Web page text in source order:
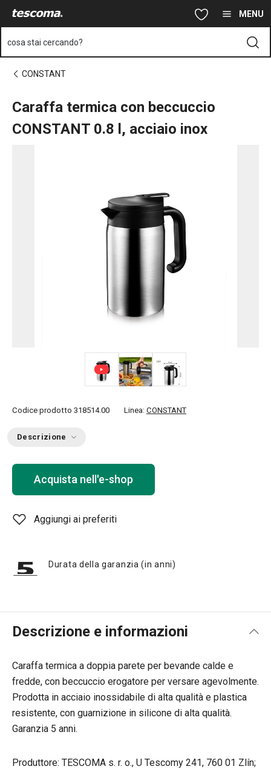
Vai al contenuto principale MENU
cosa stai cercando?
CONSTANT
Caraffa termica con beccuccio
CONSTANT 0.8 l, acciaio inox
Codice prodotto 318514.00 Linea: CONSTANT
Descrizione
Acquista nell'e-shop
Aggiungi ai preferiti
Durata della garanzia (in anni)
Descrizione e informazioni
Caraffa termica a doppia parete per bevande calde e
fredde, con beccuccio erogatore per versare agevolmente.
Prodotta in acciaio inossidabile di alta qualità e plastica
resistente, con guarnizione in silicone di alta qualità.
Garanzia 5 anni.
Produttore: TESCOMA s. r. o., U Tescomy 241, 760 01 Zlín;